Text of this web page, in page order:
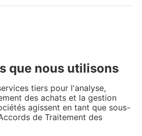
que nous utilisons
tiers pour l'analyse,
des achats et la gestion
agissent en tant que sous-
de Traitement des